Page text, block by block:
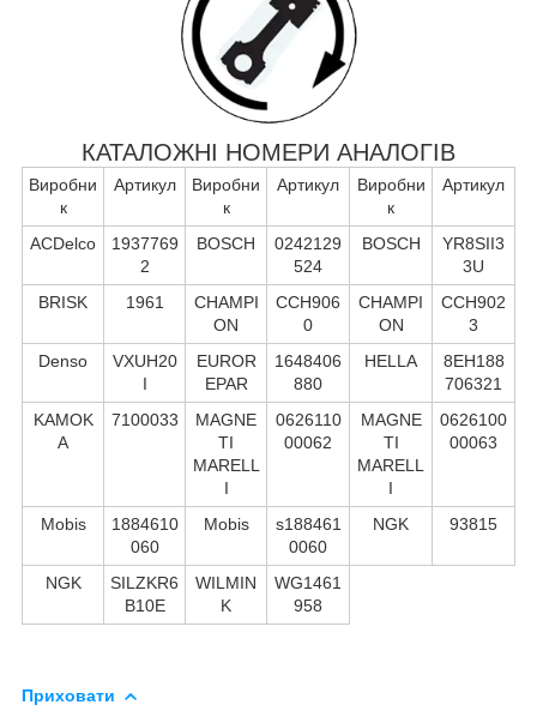
КАТАЛОЖНІ НОМЕРИ АНАЛОГІВ
Виробни
к
Артикул
Виробни
к
Артикул
Виробни
к
Артикул
ACDelco
1937769
2
BOSCH
0242129
524
BOSCH
YR8SII3
3U
BRISK
1961
CHAMPI
ON
CCH906
0
CHAMPI
ON
CCH902
3
Denso
VXUH20
I
EUROR
EPAR
1648406
880
HELLA
8EH188
706321
KAMOK
A
7100033
MAGNE
TI
MARELL
I
0626110
00062
MAGNE
TI
MARELL
I
0626100
00063
Mobis
1884610
060
Mobis
s188461
0060
NGK 93815
NGK
SILZKR6
B10E
WILMIN
K
WG1461
958
Приховати